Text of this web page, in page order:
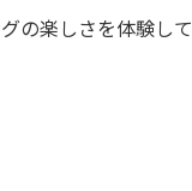
の楽しさを体験し